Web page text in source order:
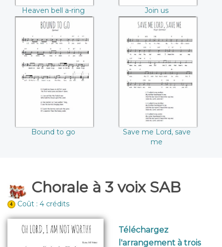
Heaven bell a-ring Join us
Bound to go
Bound to go
Save me Lord, save
me
Save me Lord, save
me
Chorale à 3 voix SAB
Coût : 4 crédits
Téléchargez
l'arrangement à trois